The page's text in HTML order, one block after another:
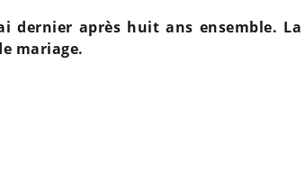
dernier après huit ans ensemble. La
mariage.